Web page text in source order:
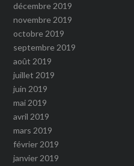
décembre 2019
novembre 2019
octobre 2019
septembre 2019
août 2019
juillet 2019
juin 2019
mai 2019
avril 2019
mars 2019
février 2019
janvier 2019